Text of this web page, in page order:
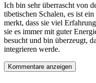
Ich bin sehr überrascht von
tibetischen Schalen, es ist
merkt, dass sie viel
sie es immer mit guter
besucht und bin überzeugt,
integrieren werde.
Kommentare anzeigen